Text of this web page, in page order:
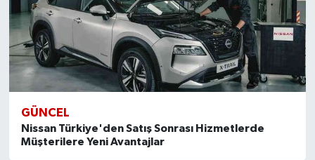
GÜNCEL
Nissan Türkiye'den Satış Sonrası Hizmetlerde
Müşterilere Yeni Avantajlar